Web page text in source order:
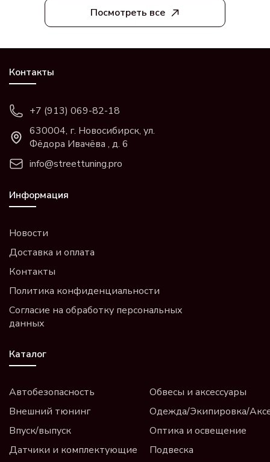
Посмотреть все
Контакты
+7 (913) 069-82-18
630004, г. Новосибирск, ул.
Фёдора Ивачёва , д. 6
info@streettuning.pro
Информация
Новости
Доставка и оплата
Контакты
Политика конфиденциальности
Согласие на обработку персональных
данных
Каталог
Автобезопасность
Внешний тюнинг
Впуск/выпуск
Датчики и комплектующие
Обвесы и аксессуары
Одежда/Экипировка/
Оптика и освещение
Подвеска